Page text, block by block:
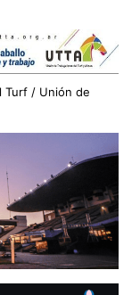
Turf / Unión de